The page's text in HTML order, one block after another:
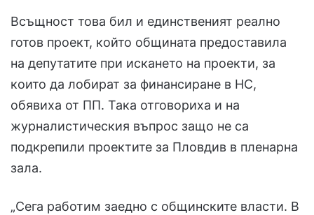
Всъщност това бил и единственият реално
готов проект, който общината предоставила
на депутатите при искането на проекти, за
които да лобират за финансиране в НС,
обявиха от ПП. Така отговориха и на
журналистическия въпрос защо не са
подкрепили проектите за Пловдив в пленарна
зала.
„Сега работим заедно с общинските власти. В